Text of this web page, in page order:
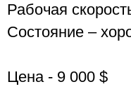
Рабочая
Состояние –
Цена - 9 000 $